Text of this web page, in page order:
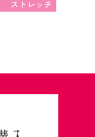
ストレッチ